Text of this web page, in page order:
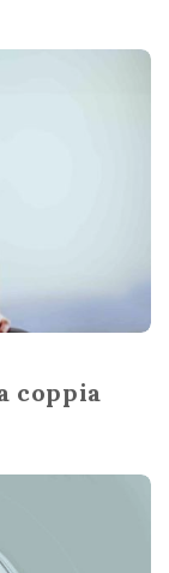
coppia